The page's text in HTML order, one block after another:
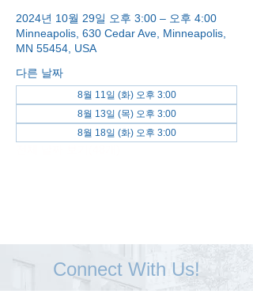
2024년 10월 29일 오후 3:00 – 오후 4:00
Minneapolis, 630 Cedar Ave, Minneapolis,
MN 55454, USA
다른 날짜
8월 11일 (화) 오후 3:00
8월 13일 (목) 오후 3:00
8월 18일 (화) 오후 3:00
Connect With Us!